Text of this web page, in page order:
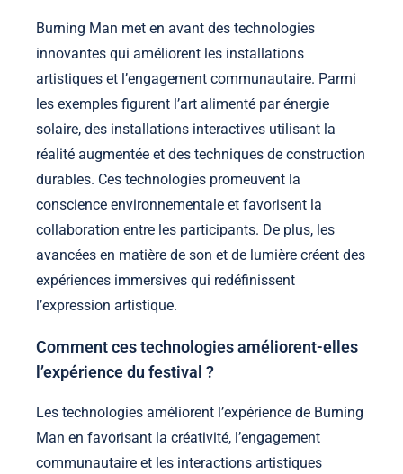
Burning Man met en avant des technologies
innovantes qui améliorent les installations
artistiques et l’engagement communautaire. Parmi
les exemples figurent l’art alimenté par énergie
solaire, des installations interactives utilisant la
réalité augmentée et des techniques de construction
durables. Ces technologies promeuvent la
conscience environnementale et favorisent la
collaboration entre les participants. De plus, les
avancées en matière de son et de lumière créent des
expériences immersives qui redéfinissent
l’expression artistique.
Comment ces technologies améliorent-elles
l’expérience du festival ?
Les technologies améliorent l’expérience de Burning
Man en favorisant la créativité, l’engagement
communautaire et les interactions artistiques